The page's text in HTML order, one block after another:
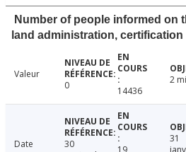
Number of people informed on
land administration,
Valeur
0
14436
2
Date
30
31